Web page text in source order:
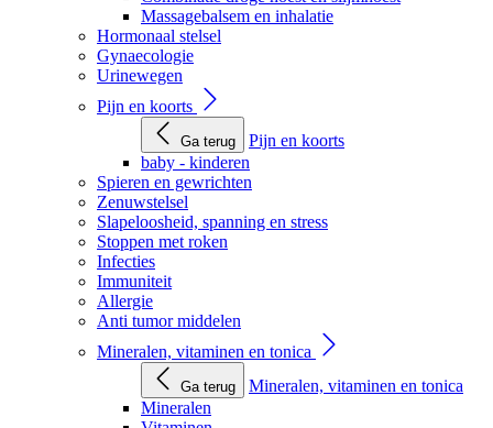
Massagebalsem en inhalatie
Hormonaal stelsel
Gynaecologie
Urinewegen
Pijn en koorts
Ga terug
Pijn en koorts
baby - kinderen
Spieren en gewrichten
Zenuwstelsel
Slapeloosheid, spanning en stress
Stoppen met roken
Infecties
Immuniteit
Allergie
Anti tumor middelen
Mineralen, vitaminen en tonica
Ga terug
Mineralen, vitaminen en tonica
Mineralen